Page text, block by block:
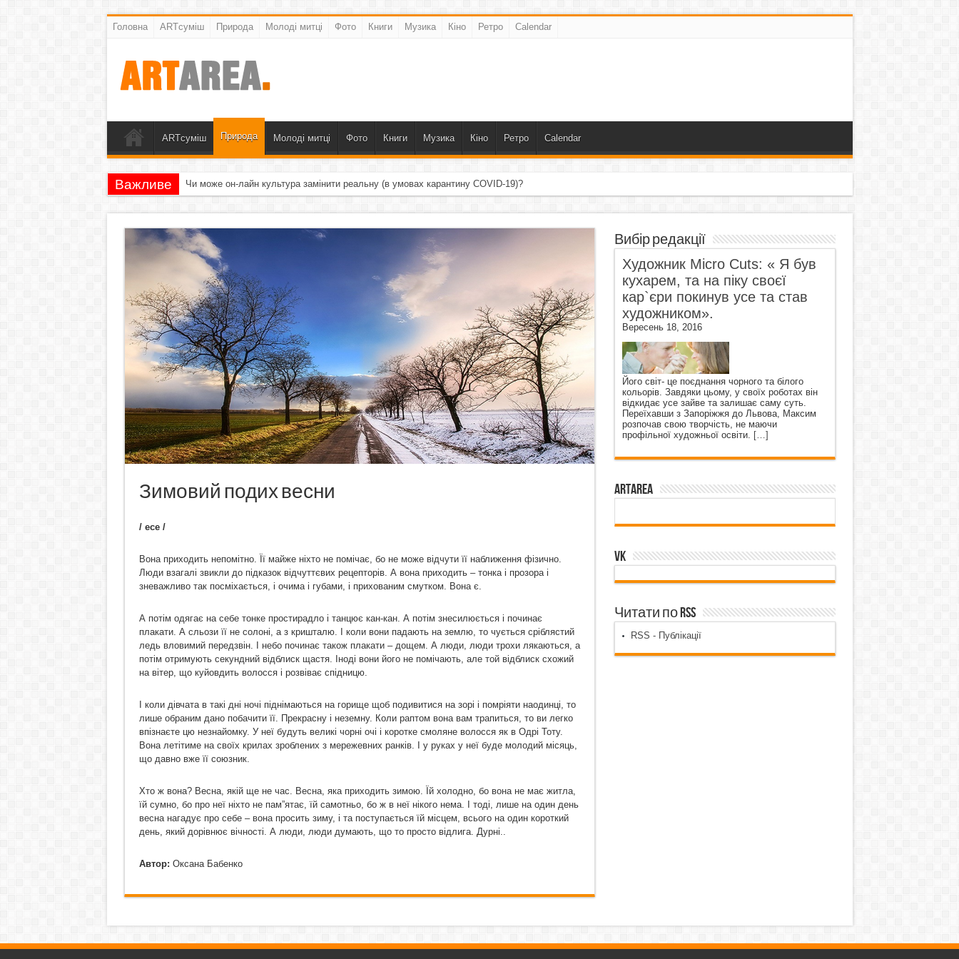
Головна ARTсуміш Природа Молоді митці Фото Книги Музика Кіно Ретро Calendar
ARTсуміш Природа Молоді митці Фото Книги Музика Кіно Ретро Calendar
Важливе Чи може он-лайн культура замінити реальну (в умовах карантину COVID-19)?
Зимовий подих весни
/ есе /
Вона приходить непомітно. Її майже ніхто не помічає, бо не може відчути її наближення фізично.
Люди взагалі звикли до підказок відчуттєвих рецепторів. А вона приходить – тонка і прозора і
зневажливо так посміхається, і очима і губами, і прихованим смутком. Вона є.
А потім одягає на себе тонке простирадло і танцює кан-кан. А потім знесилюється і починає
плакати. А сльози її не солоні, а з кришталю. І коли вони падають на землю, то чується сріблястий
ледь вловимий передзвін. І небо починає також плакати – дощем. А люди, люди трохи лякаються, а
потім отримують секундний відблиск щастя. Іноді вони його не помічають, але той відблиск схожий
на вітер, що куйовдить волосся і розвіває спідницю.
І коли дівчата в такі дні ночі піднімаються на горище щоб подивитися на зорі і помріяти наодинці, то
лише обраним дано побачити її. Прекрасну і неземну. Коли раптом вона вам трапиться, то ви легко
впізнаєте цю незнайомку. У неї будуть великі чорні очі і коротке смоляне волосся як в Одрі Тоту.
Вона летітиме на своїх крилах зроблених з мережевних ранків. І у руках у неї буде молодий місяць,
що давно вже її союзник.
Хто ж вона? Весна, якій ще не час. Весна, яка приходить зимою. Їй холодно, бо вона не має житла,
їй сумно, бо про неї ніхто не пам”ятає, їй самотньо, бо ж в неї нікого нема. І тоді, лише на один день
весна нагадує про себе – вона просить зиму, і та поступається їй місцем, всього на один короткий
день, який дорівнює вічності. А люди, люди думають, що то просто відлига. Дурні..
Автор: Оксана Бабенко
Вибір редакції
Художник Micro Cuts: « Я був
кухарем, та на піку своєї
кар`єри покинув усе та став
художником».
Вересень 18, 2016
Його світ- це поєднання чорного та білого
кольорів. Завдяки цьому, у своїх роботах він
відкидає усе зайве та залишає саму суть.
Переїхавши з Запоріжжя до Львова, Максим
розпочав свою творчість, не маючи
профільної художньої освіти. […]
ArtArea
VK
Читати по RSS
RSS - Публікації